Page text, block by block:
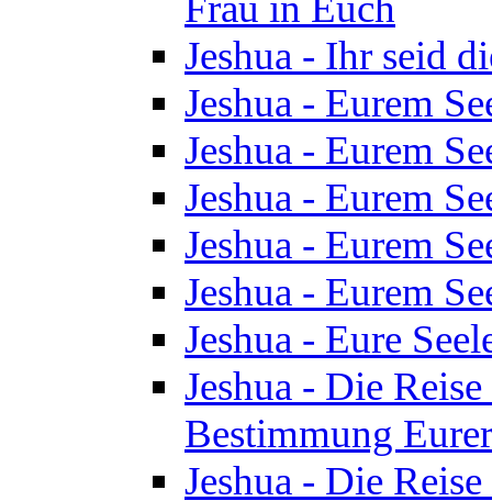
Jeshua - Ihr seid
Jeshua - Eurem
Jeshua - Eurem
Jeshua - Eurem
Jeshua - Eurem
Jeshua - Eurem
Jeshua - Eure
Jeshua - Die
Bestimmung
Jeshua - Die